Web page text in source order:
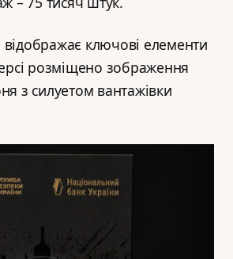
ключові елементи
розміщено зображення
з силуетом вантажівки